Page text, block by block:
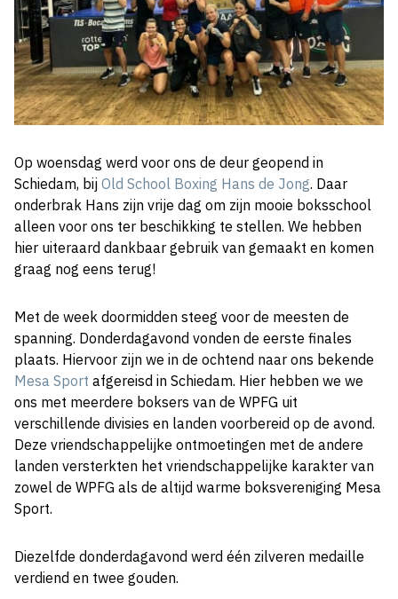
Op woensdag werd voor ons de deur geopend in
Schiedam, bij Old School Boxing Hans de Jong. Daar
onderbrak Hans zijn vrije dag om zijn mooie boksschool
alleen voor ons ter beschikking te stellen. We hebben
hier uiteraard dankbaar gebruik van gemaakt en komen
graag nog eens terug!
Met de week doormidden steeg voor de meesten de
spanning. Donderdagavond vonden de eerste finales
plaats. Hiervoor zijn we in de ochtend naar ons bekende
Mesa Sport afgereisd in Schiedam. Hier hebben we we
ons met meerdere boksers van de WPFG uit
verschillende divisies en landen voorbereid op de avond.
Deze vriendschappelijke ontmoetingen met de andere
landen versterkten het vriendschappelijke karakter van
zowel de WPFG als de altijd warme boksvereniging Mesa
Sport.
Diezelfde donderdagavond werd één zilveren medaille
verdiend en twee gouden.